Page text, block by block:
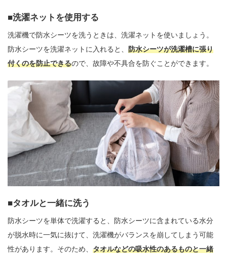
洗濯ネットを使用する
洗濯機で防水シーツを洗うときは、洗濯ネットを使いましょう。
防水シーツを洗濯ネットに入れると、 防水シーツが洗濯槽に張り
付くのを防止できるので、故障や不具合を防ぐことができます。
タオルと一緒に洗う
防水シーツを単体で洗濯すると、防水シーツに含まれている水分
が脱水時に一気に抜けて、洗濯機がバランスを崩してしまう可能
性があります。そのため、 タオルなどの吸水性のあるものと一緒